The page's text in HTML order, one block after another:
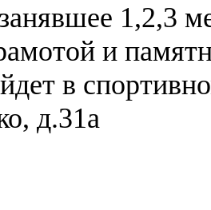
1,2,3
и
в
д.31а